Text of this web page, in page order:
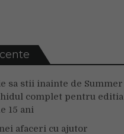
sa stii inainte de Summer
complet pentru editia
15 ani
afaceri cu ajutor